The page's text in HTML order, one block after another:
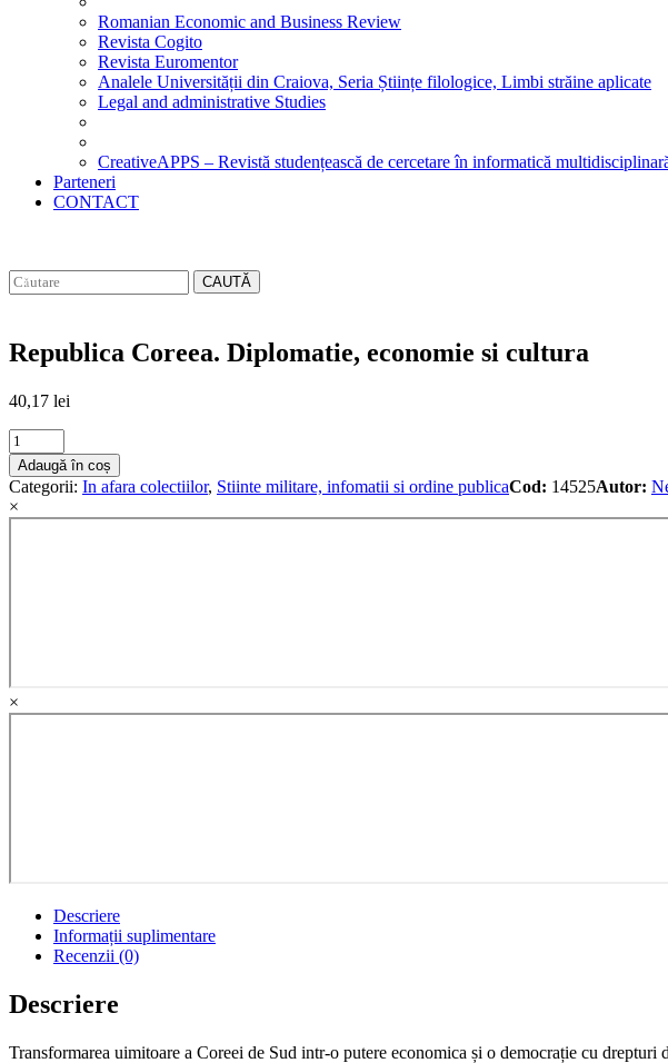
Romanian Economic and Business Review
Revista Cogito
Revista Euromentor
Analele Universității din Craiova, Seria Științe filologice, Limbi străine aplicate
Legal and administrative Studies
CreativeAPPS – Revistă studențească de cercetare în informatică
Parteneri
CONTACT
CAUTĂ
Republica Coreea. Diplomatie, economie si cultura
40,17 lei
Republica
Coreea.
Diplomatie,
economie
si
Adaugă în coș
Categorii: In afara colectiilor, Stiinte militare, infomatii si ordine publicaCod: 14525Autor:
×
×
Descriere
Informații suplimentare
Recenzii (0)
Descriere
Transformarea uimitoare a Coreei de Sud intr-o putere economica și o democrație cu